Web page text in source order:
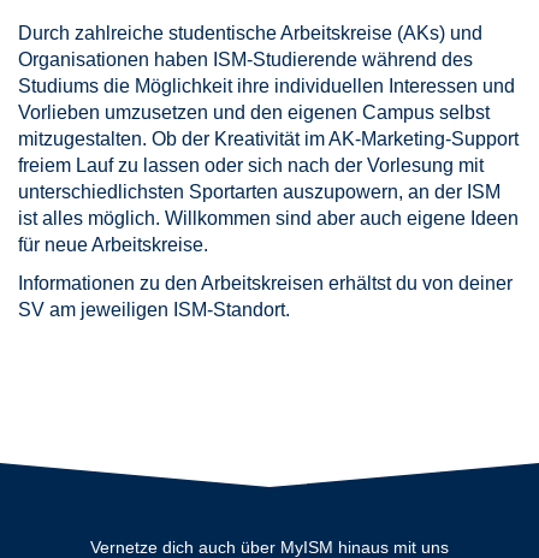
Durch zahlreiche studentische Arbeitskreise (AKs) und
Organisationen haben ISM-Studierende während des
Studiums die Möglichkeit ihre individuellen Interessen und
Vorlieben umzusetzen und den eigenen Campus selbst
mitzugestalten. Ob der Kreativität im AK-Marketing-Support
freiem Lauf zu lassen oder sich nach der Vorlesung mit
unterschiedlichsten Sportarten auszupowern, an der ISM
ist alles möglich. Willkommen sind aber auch eigene Ideen
für neue Arbeitskreise.
Informationen zu den Arbeitskreisen erhältst du von deiner
SV am jeweiligen ISM-Standort.
Vernetze dich auch über MyISM hinaus mit uns